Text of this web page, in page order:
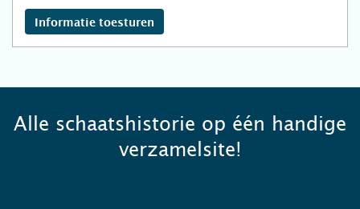
Informatie toesturen
Alle schaatshistorie op één handige
verzamelsite!